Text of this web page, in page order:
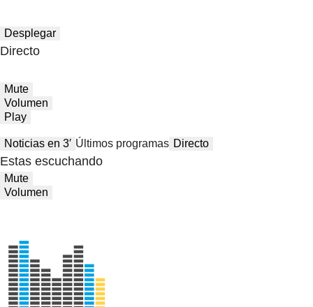
Desplegar
Directo
Mute
Volumen
Play
Noticias en 3′ Últimos programas Directo
Estas escuchando
Mute
Volumen